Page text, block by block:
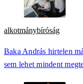
alkotmánybíróság
Baka András hirtelen
sem lehet mindent